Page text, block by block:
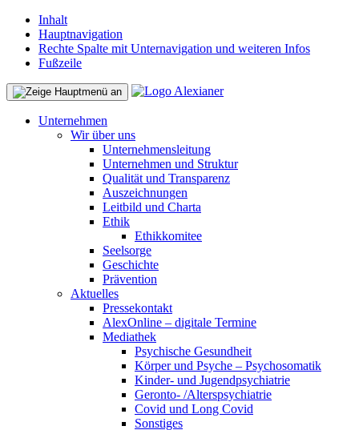
Inhalt
Hauptnavigation
Rechte Spalte mit Unternavigation und weiteren Infos
Fußzeile
Unternehmen
Wir über uns
Unternehmensleitung
Unternehmen und Struktur
Qualität und Transparenz
Auszeichnungen
Leitbild und Charta
Ethik
Ethikkomitee
Seelsorge
Geschichte
Prävention
Aktuelles
Pressekontakt
AlexOnline – digitale Termine
Mediathek
Psychische Gesundheit
Körper und Psyche – Psychosomatik
Kinder- und Jugendpsychiatrie
Geronto- /Alterspsychiatrie
Covid und Long Covid
Sonstiges